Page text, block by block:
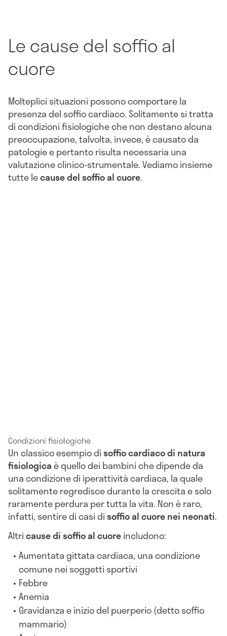
Le cause del soffio al
cuore
Molteplici situazioni possono comportare la
presenza del soffio cardiaco. Solitamente si tratta
di condizioni fisiologiche che non destano alcuna
preoccupazione, talvolta, invece, è causato da
patologie e pertanto risulta necessaria una
valutazione clinico-strumentale. Vediamo insieme
tutte lecause del soffio al cuore.
Condizioni fisiologiche
Un classico esempio disoffio cardiacodi natura
fisiologicaè quello dei bambini che dipende da
una condizione di iperattività cardiaca, la quale
solitamente regredisce durante la crescita e solo
raramente perdura per tutta la vita. Non è raro,
infatti, sentire di casi disoffio al cuore nei neonati.
Altricause di soffio al cuoreincludono:
Aumentata gittata cardiaca, una condizione
comune nei soggetti sportivi
Febbre
Anemia
Gravidanza e inizio del puerperio (detto soffio
mammario)